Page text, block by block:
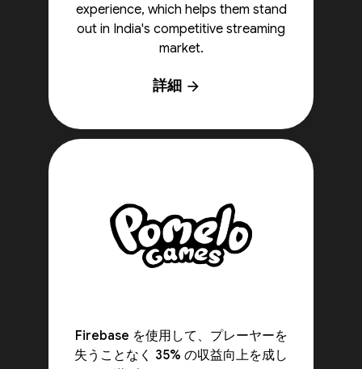
experience, which helps them stand
out in India's competitive streaming
market.
詳細 arrow_forward
Firebase を使用して、プレーヤーを
失うことなく 35% の収益向上を成し